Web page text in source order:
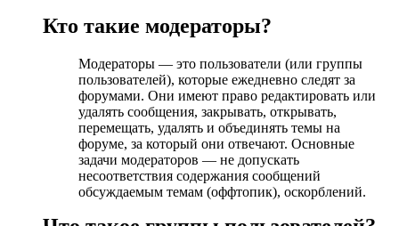
Кто такие модераторы?
Модераторы — это пользователи (или группы
пользователей), которые ежедневно следят за
форумами. Они имеют право редактировать или
удалять сообщения, закрывать, открывать,
перемещать, удалять и объединять темы на
форуме, за который они отвечают. Основные
задачи модераторов — не допускать
несоответствия содержания сообщений
обсуждаемым темам (оффтопик), оскорблений.